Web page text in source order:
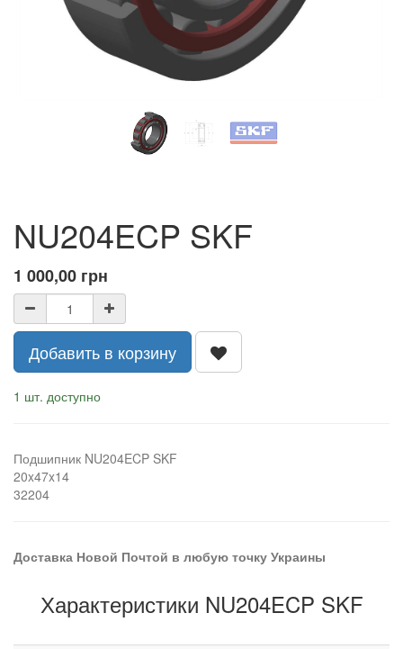
NU204ECP SKF
1 000,00 грн
Добавить в корзину
1 шт. доступно
Подшипник NU204ECP SKF
20x47x14
32204
Доставка Новой Почтой в любую точку Украины
Характеристики NU204ECP SKF